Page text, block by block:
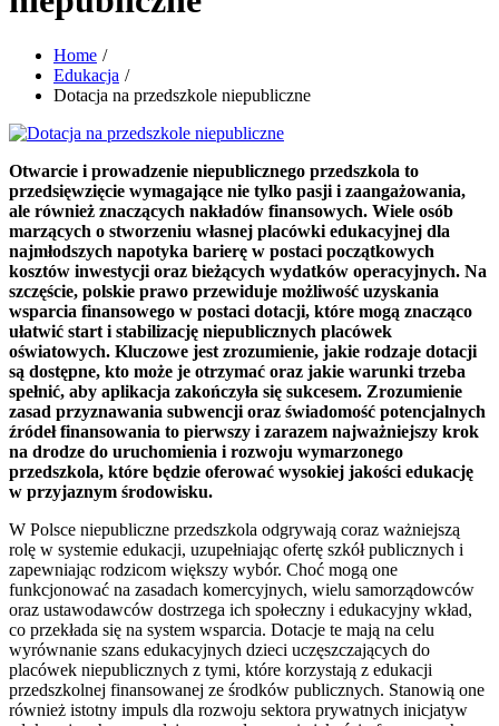
Home
Edukacja
Dotacja na przedszkole niepubliczne
Otwarcie i prowadzenie niepublicznego przedszkola to
przedsięwzięcie wymagające nie tylko pasji i zaangażowania,
ale również znaczących nakładów finansowych. Wiele osób
marzących o stworzeniu własnej placówki edukacyjnej dla
najmłodszych napotyka barierę w postaci początkowych
kosztów inwestycji oraz bieżących wydatków operacyjnych. Na
szczęście, polskie prawo przewiduje możliwość uzyskania
wsparcia finansowego w postaci dotacji, które mogą znacząco
ułatwić start i stabilizację niepublicznych placówek
oświatowych. Kluczowe jest zrozumienie, jakie rodzaje dotacji
są dostępne, kto może je otrzymać oraz jakie warunki trzeba
spełnić, aby aplikacja zakończyła się sukcesem. Zrozumienie
zasad przyznawania subwencji oraz świadomość potencjalnych
źródeł finansowania to pierwszy i zarazem najważniejszy krok
na drodze do uruchomienia i rozwoju wymarzonego
przedszkola, które będzie oferować wysokiej jakości edukację
w przyjaznym środowisku.
W Polsce niepubliczne przedszkola odgrywają coraz ważniejszą
rolę w systemie edukacji, uzupełniając ofertę szkół publicznych i
zapewniając rodzicom większy wybór. Choć mogą one
funkcjonować na zasadach komercyjnych, wielu samorządowców
oraz ustawodawców dostrzega ich społeczny i edukacyjny wkład,
co przekłada się na system wsparcia. Dotacje te mają na celu
wyrównanie szans edukacyjnych dzieci uczęszczających do
placówek niepublicznych z tymi, które korzystają z edukacji
przedszkolnej finansowanej ze środków publicznych. Stanowią one
również istotny impuls dla rozwoju sektora prywatnych inicjatyw